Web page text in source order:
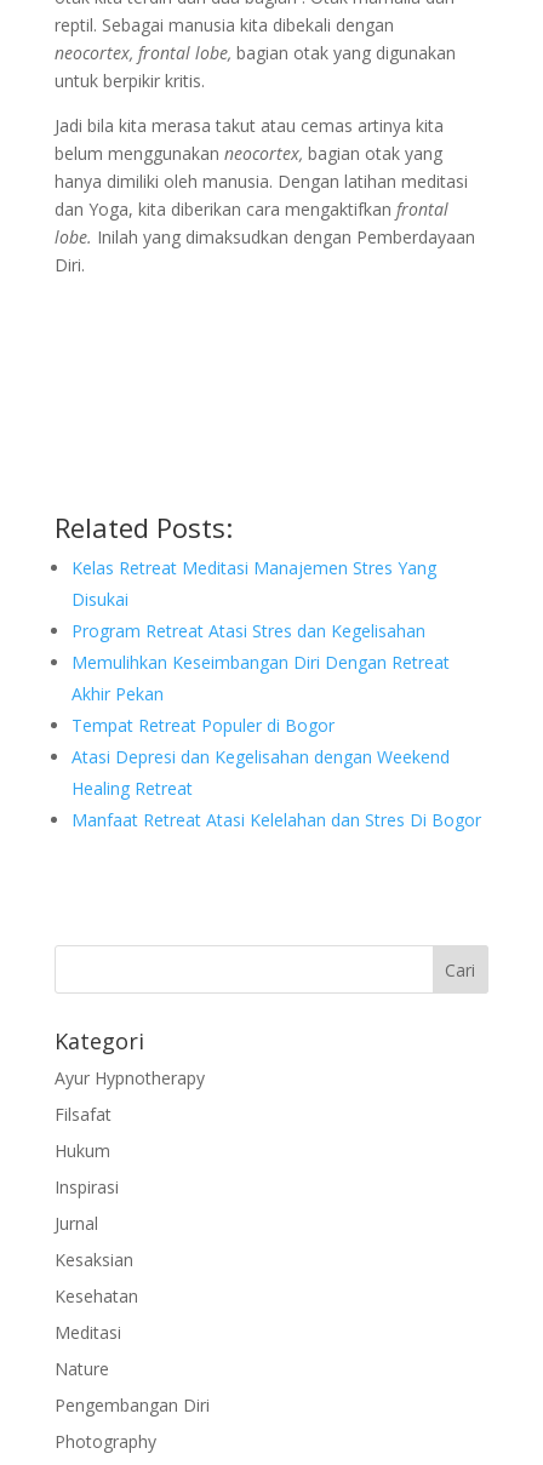
reptil. Sebagai manusia kita dibekali dengan
neocortex, frontal lobe, bagian otak yang digunakan
untuk berpikir kritis.
Jadi bila kita merasa takut atau cemas artinya kita
belum menggunakan neocortex, bagian otak yang
hanya dimiliki oleh manusia. Dengan latihan meditasi
dan Yoga, kita diberikan cara mengaktifkan frontal
lobe. Inilah yang dimaksudkan dengan Pemberdayaan
Diri.
Related Posts:
Kelas Retreat Meditasi Manajemen Stres Yang
Disukai
Program Retreat Atasi Stres dan Kegelisahan
Memulihkan Keseimbangan Diri Dengan Retreat
Akhir Pekan
Tempat Retreat Populer di Bogor
Atasi Depresi dan Kegelisahan dengan Weekend
Healing Retreat
Manfaat Retreat Atasi Kelelahan dan Stres Di Bogor
Kategori
Ayur Hypnotherapy
Filsafat
Hukum
Inspirasi
Jurnal
Kesaksian
Kesehatan
Meditasi
Nature
Pengembangan Diri
Photography